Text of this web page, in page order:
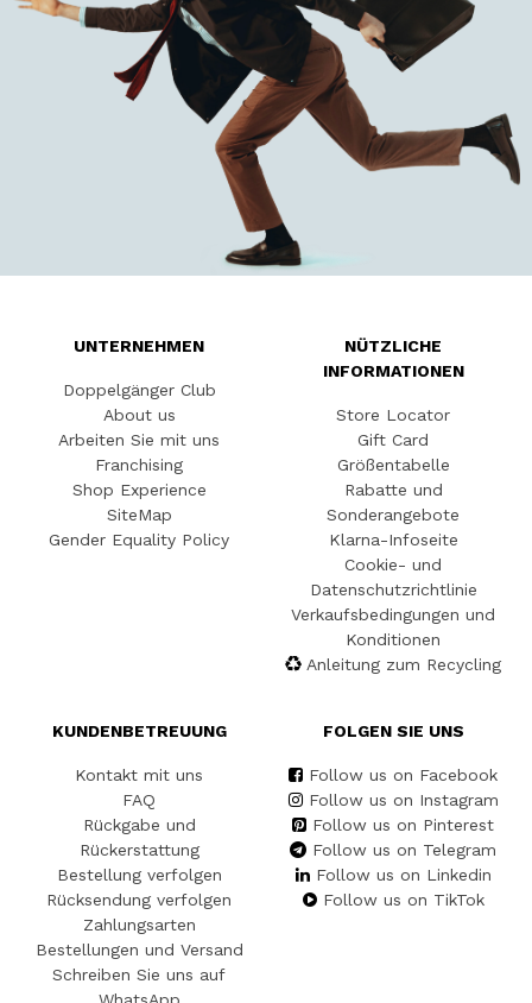
UNTERNEHMEN
Doppelgänger Club
About us
Arbeiten Sie mit uns
Franchising
Shop Experience
SiteMap
Gender Equality Policy
NÜTZLICHE
INFORMATIONEN
Store Locator
Gift Card
Größentabelle
Rabatte und
Sonderangebote
Klarna-Infoseite
Cookie- und
Datenschutzrichtlinie
Verkaufsbedingungen und
Konditionen
Anleitung zum Recycling
KUNDENBETREUUNG
Kontakt mit uns
FAQ
Rückgabe und
Rückerstattung
Bestellung verfolgen
Rücksendung verfolgen
Zahlungsarten
Bestellungen und Versand
Schreiben Sie uns auf
FOLGEN SIE UNS
Follow us on Facebook
Follow us on Instagram
Follow us on Pinterest
Follow us on Telegram
Follow us on Linkedin
Follow us on TikTok